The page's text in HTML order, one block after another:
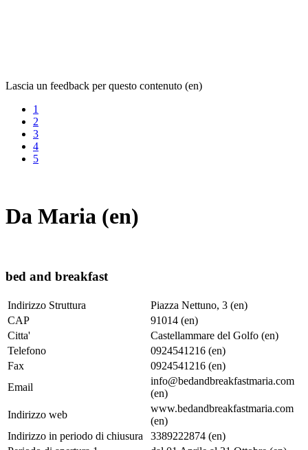
Lascia un feedback per questo contenuto (en)
1
2
3
4
5
Da Maria (en)
bed and breakfast
Indirizzo Struttura
Piazza Nettuno, 3 (en)
CAP
91014 (en)
Citta'
Castellammare del Golfo (en)
Telefono
0924541216 (en)
Fax
0924541216 (en)
Email
info@bedandbreakfastmaria.com
(en)
Indirizzo web
www.bedandbreakfastmaria.com
(en)
Indirizzo in periodo di chiusura
3389222874 (en)